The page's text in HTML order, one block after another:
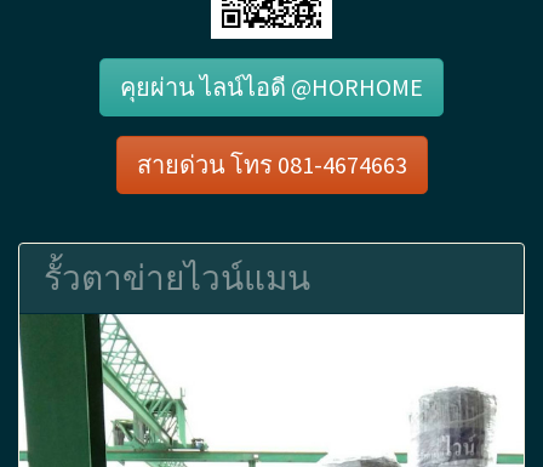
คุยผ่าน ไลน์ไอดี @HORHOME
สายด่วน โทร 081-4674663
รั้วตาข่ายไวน์แมน